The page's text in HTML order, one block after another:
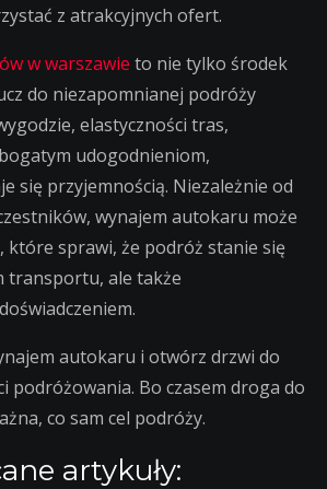
z atrakcyjnych ofert.
w warszawie to nie tylko środek
do niezapomnianej podróży
elastyczności tras,
udogodnieniom,
się przyjemnością. Niezależnie od
wynajem autokaru może
które sprawi, że podróż stanie się
transportu, ale także
autokaru i otwórz drzwi do
podróżowania. Bo czasem droga do
co sam cel podróży.
artykuły: